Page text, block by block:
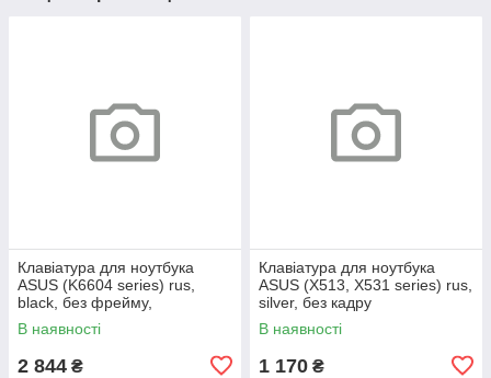
Клавіатура для ноутбука
ASUS (K6604 series) rus,
black, без фрейму,
підсвічування клавіш (Red
Esc)
В наявності
2 844 ₴
Клавіатура для ноутбука
ASUS (X513, X531 series) rus,
silver, без кадру
В наявності
1 170 ₴